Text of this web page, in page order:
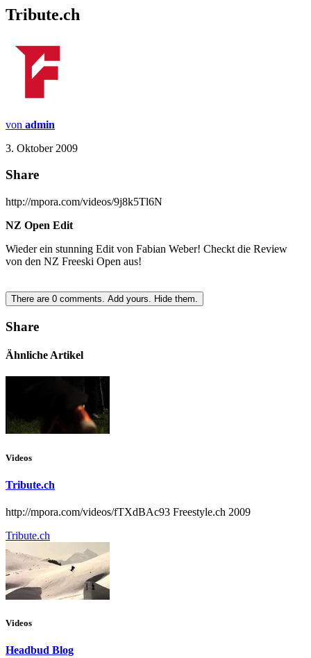
Tribute.ch
von admin
3. Oktober 2009
Share
http://mpora.com/videos/9j8k5Tl6N
NZ Open Edit
Wieder ein stunning Edit von Fabian Weber! Checkt die Review
von den NZ Freeski Open aus!
There are 0 comments. Add yours. Hide them.
Share
Ähnliche Artikel
Videos
Tribute.ch
http://mpora.com/videos/fTXdBAc93 Freestyle.ch 2009
Tribute.ch
Videos
Headbud Blog